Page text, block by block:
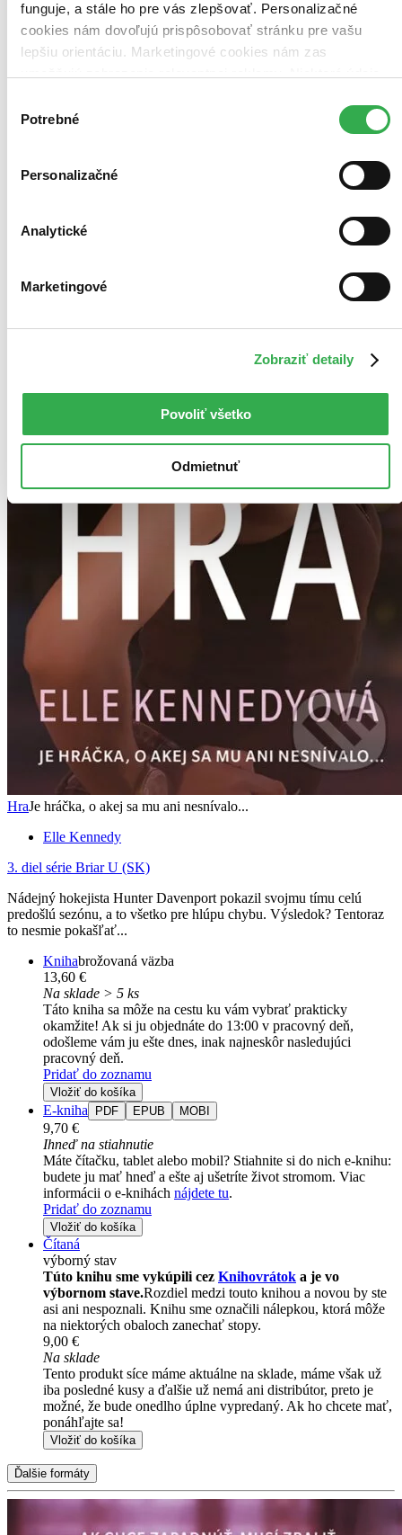
funguje, a stále ho pre vás zlepšovať. Personalizačné
cookies nám dovoľujú prispôsobovať stránku pre vašu
lepšiu orientáciu. Marketingové cookies nám zas
keby sme mohli používať všetky tieto cookies. Ďakujeme!
súhlasu
Potrebné
Personalizačné
Analytické
Marketingové
Zobraziť detaily
Povoliť všetko
Odmietnuť
Bestsellery
Top hodnotené
Najvyššia zľava
HraJe hráčka, o akej sa mu ani nesnívalo...
Elle Kennedy
3. diel série Briar U (SK)
Nádejný hokejista Hunter Davenport pokazil svojmu tímu celú
predošlú sezónu, a to všetko pre hlúpu chybu. Výsledok? Tentoraz
to nesmie pokašľať...
Knihabrožovaná väzba
13,60 €
Na sklade > 5 ks
Táto kniha sa môže na cestu ku vám vybrať prakticky
okamžite! Ak si ju objednáte do 13:00 v pracovný deň,
odošleme vám ju ešte dnes, inak najneskôr nasledujúci
pracovný deň.
Pridať do zoznamu
Vložiť do košíka
E-kniha PDF EPUB MOBI
9,70 €
Ihneď na stiahnutie
Máte čítačku, tablet alebo mobil? Stiahnite si do nich e-knihu:
budete ju mať hneď a ešte aj ušetríte život stromom. Viac
informácii o e-knihách nájdete tu.
Pridať do zoznamu
Vložiť do košíka
Čítaná
výborný stav
Túto knihu sme vykúpili cez Knihovrátok a je vo
výbornom stave.Rozdiel medzi touto knihou a novou by ste
asi ani nespoznali. Knihu sme označili nálepkou, ktorá môže
na niektorých obaloch zanechať stopy.
9,00 €
Na sklade
Tento produkt síce máme aktuálne na sklade, máme však už
iba posledné kusy a ďalšie už nemá ani distribútor, preto je
možné, že bude onedlho úplne vypredaný. Ak ho chcete mať,
ponáhľajte sa!
Vložiť do košíka
Ďalšie formáty